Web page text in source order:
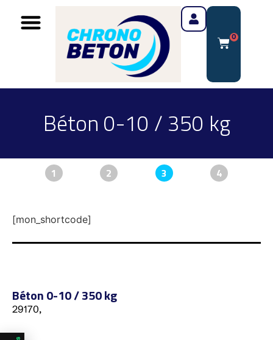
0
Béton 0-10 / 350 kg
1 2 3 4
[mon_shortcode]
Béton 0-10 / 350 kg
29170,